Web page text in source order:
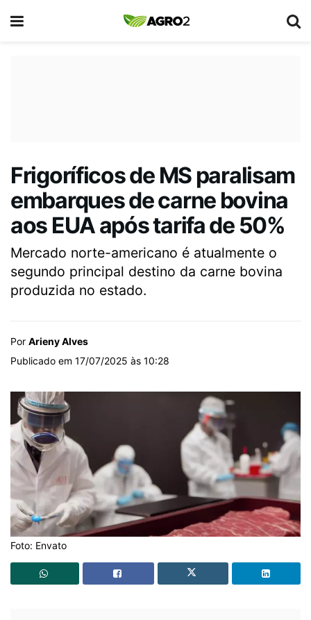
Frigoríficos de MS paralisam
embarques de carne bovina
aos EUA após tarifa de 50%
Mercado norte-americano é atualmente o
segundo principal destino da carne bovina
produzida no estado.
Por Arieny Alves
Publicado em 17/07/2025 às 10:28
Foto: Envato